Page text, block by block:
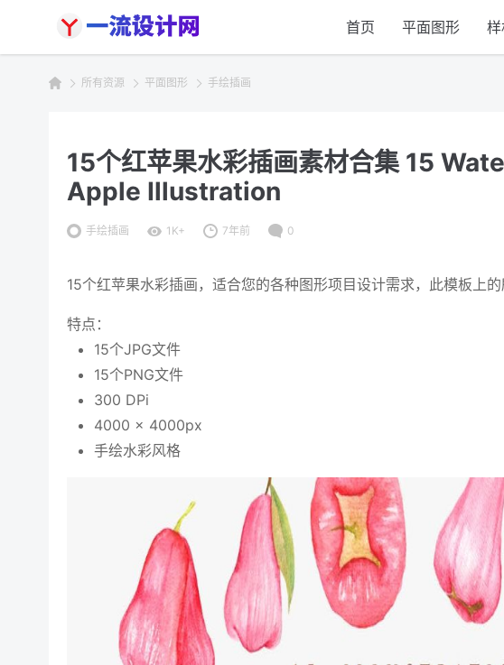
首页 平面图形
所有资源 平面图形 手绘插画
15个红苹果水彩插画素材合集 15
Apple Illustration
手绘插画 1K+ 7年前 0
15个红苹果水彩插画，适合您的各种图形项目设计需求，此模板上
特点：
15个JPG文件
15个PNG文件
300 DPi
4000 x 4000px
手绘水彩风格